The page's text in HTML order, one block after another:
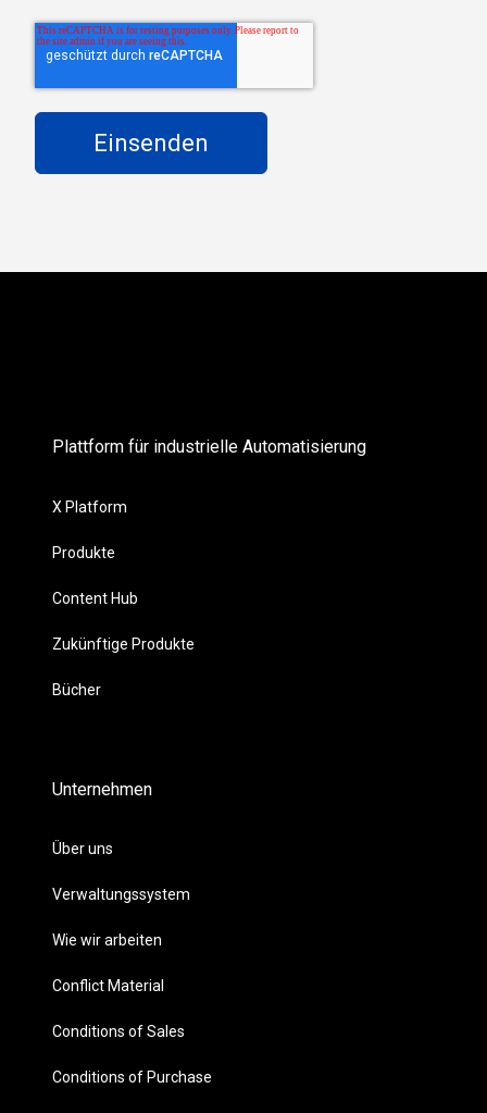
Plattform für industrielle Automatisierung
X Platform
Produkte
Content Hub
Zukünftige Produkte
Bücher
Unternehmen
Über uns
Verwaltungssystem
Wie wir arbeiten
Conflict Material
Conditions of Sales
Conditions of Purchase